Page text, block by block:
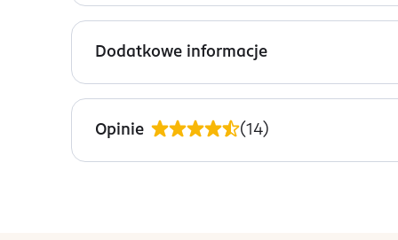
Beżowa torba prezentowa w białe kwiaty.
Dodatkowe informacje
OSTRZEŻENIA DOTYCZĄCE BEZPIECZEŃSTWA
Torebka nie jest zabawką. Unikać kontaktu z
Opinie (14)